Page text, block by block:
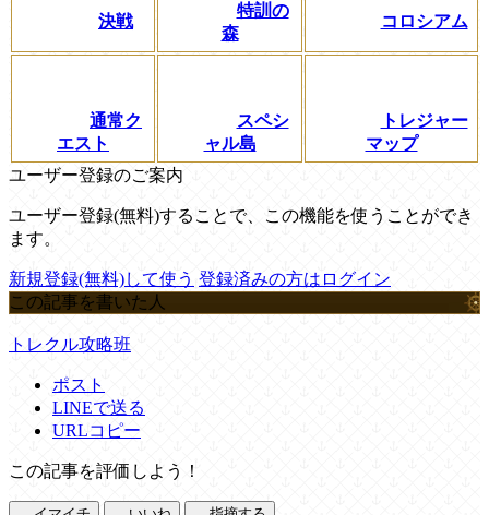
決戦
特訓の
森
コロシアム
通常ク
エスト
スペシ
ャル島
トレジャー
マップ
ユーザー登録のご案内
ユーザー登録(無料)することで、この機能を使うことができ
ます。
新規登録(無料)して使う 登録済みの方はログイン
この記事を書いた人
トレクル攻略班
ポスト
LINEで送る
URLコピー
この記事を評価しよう！